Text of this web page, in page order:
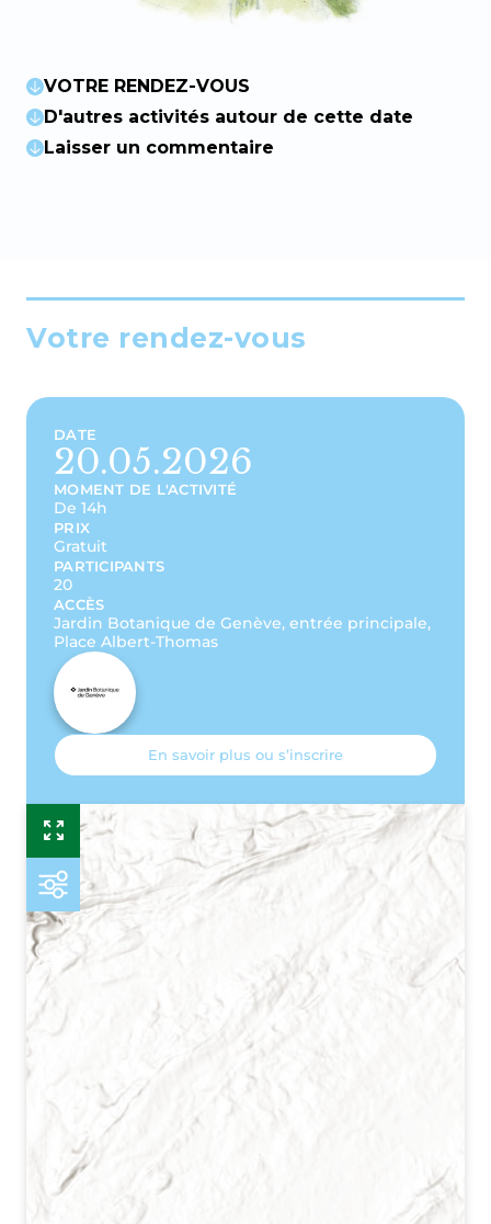
VOTRE RENDEZ-VOUS
D'autres activités autour de cette date
Laisser un commentaire
Votre rendez-vous
DATE
20.05.2026
MOMENT DE L'ACTIVITÉ
De 14h
PRIX
Gratuit
PARTICIPANTS
20
ACCÈS
Jardin Botanique de Genève, entrée principale,
Place Albert-Thomas
En savoir plus ou s’inscrire